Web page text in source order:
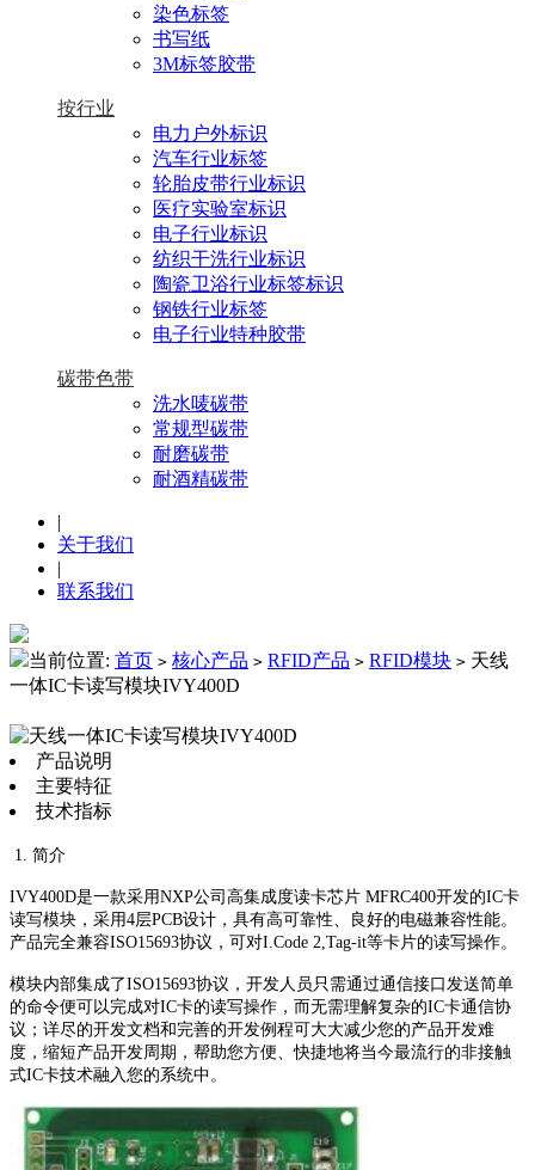
染色标签
书写纸
3M标签胶带
按行业
电力户外标识
汽车行业标签
轮胎皮带行业标识
医疗实验室标识
电子行业标识
纺织干洗行业标识
陶瓷卫浴行业标签标识
钢铁行业标签
电子行业特种胶带
碳带色带
洗水唛碳带
常规型碳带
耐磨碳带
耐酒精碳带
|
关于我们
|
联系我们
当前位置: 首页 > 核心产品 > RFID产品 > RFID模块 > 天线
一体IC卡读写模块IVY400D
产品说明
主要特征
技术指标
1. 简介
IVY400D是一款采用NXP公司高集成度读卡芯片 MFRC400开发的IC卡
读写模块，采用4层PCB设计，具有高可靠性、良好的电磁兼容性能。
产品完全兼容ISO15693协议，可对I.Code 2,Tag-it等卡片的读写操作。
模块内部集成了ISO15693协议，开发人员只需通过通信接口发送简单
的命令便可以完成对IC卡的读写操作，而无需理解复杂的IC卡通信协
议；详尽的开发文档和完善的开发例程可大大减少您的产品开发难
度，缩短产品开发周期，帮助您方便、快捷地将当今最流行的非接触
式IC卡技术融入您的系统中。